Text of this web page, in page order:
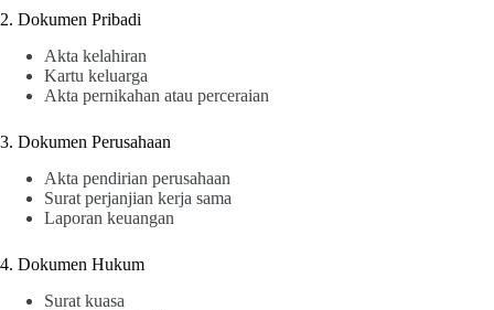
2. Dokumen Pribadi
Akta kelahiran
Kartu keluarga
Akta pernikahan atau perceraian
3. Dokumen Perusahaan
Akta pendirian perusahaan
Surat perjanjian kerja sama
Laporan keuangan
4. Dokumen Hukum
Surat kuasa